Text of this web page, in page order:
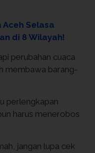
Selasa
di 8 Wilayah!
perubahan cuaca
membawa barang-
perlengkapan
harus menerobos
jangan lupa cek